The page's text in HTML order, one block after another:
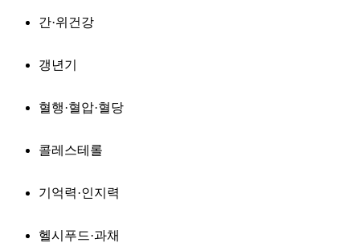
간·위건강
갱년기
혈행·혈압·혈당
콜레스테롤
기억력·인지력
헬시푸드·과채